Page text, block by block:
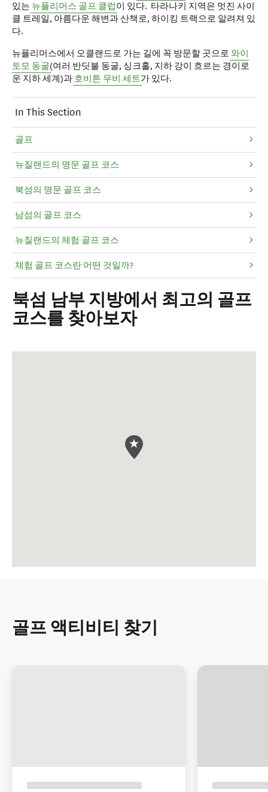
있는 뉴플리머스 골프 클럽이 있다. 타라나키 지역은 멋진 사이
클 트레일, 아름다운 해변과 산책로, 하이킹 트랙으로 알려져 있
다.
뉴플리머스에서 오클랜드로 가는 길에 꼭 방문할 곳으로 와이
토모 동굴(여러 반딧불 동굴, 싱크홀, 지하 강이 흐르는 경이로
운 지하 세계)과 호비튼 무비 세트가 있다.
In This Section
골프
뉴질랜드의 명문 골프 코스
북섬의 명문 골프 코스
남섬의 골프 코스
뉴질랜드의 체험 골프 코스
체험 골프 코스란 어떤 것일까?
북섬 남부 지방에서 최고의 골프
코스를 찾아보자
골프 액티비티 찾기